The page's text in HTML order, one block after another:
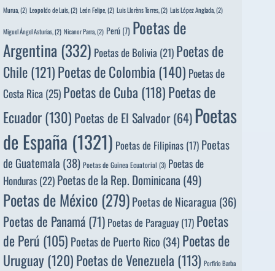
Murua,(2) Leopoldo de Luis,(2) León Felipe,(2) Luis Llorèns Torres,(2) Luis López Anglada,(2)
Miguel Ángel Asturias,(2) Nicanor Parra,(2) Perú (7) Poetas de
Argentina (332) Poetas de Bolivia (21) Poetas de
Chile(121)Poetas de Colombia(140) Poetas de
Costa Rica(25)Poetas de Cuba (118)Poetas de
Ecuador(130) Poetas de El Salvador(64)Poetas
de España (1321) Poetas de Filipinas (17) Poetas
de Guatemala (38) Poetas de Guinea Ecuatorial (3) Poetas de
Honduras (22) Poetas de la Rep. Dominicana (49)
Poetas de México(279)Poetas de Nicaragua (36)
Poetas de Panamá (71) Poetas de Paraguay (17) Poetas
de Perú (105) Poetas de Puerto Rico (34) Poetas de
Uruguay(120)Poetas de Venezuela (113) Porfirio Barba